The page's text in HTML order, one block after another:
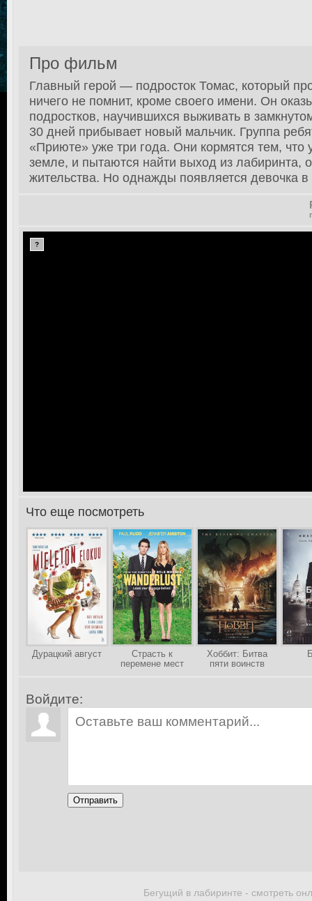
Бегущий в лабиринте - смотреть
Про фильм
Главный герой — подросток Томас, который
ничего не помнит, кроме своего имени. Он
подростков, научившихся выживать в
30 дней прибывает новый мальчик. Группа
«Приюте» уже три года. Они кормятся тем, что
земле, и пытаются найти выход из лабиринта,
жительства. Но однажды появляется девочка
?
Что еще посмотреть
Дурацкий август
Страсть к
перемене мест
Хоббит: Битва
пяти воинств
Войдите:
Отправить